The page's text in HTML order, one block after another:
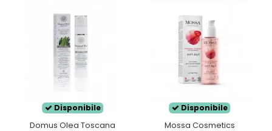
Disponibile
Domus Olea Toscana
Disponibile
Mossa Cosmetics